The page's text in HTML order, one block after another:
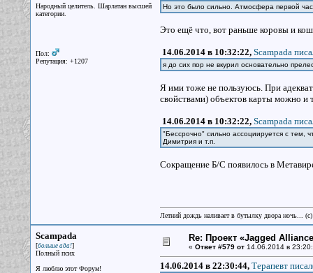
Народный целитель. Шарлатан высшей
категории.
Пол:
Репутация: +1207
Но это было сильно. Атмосфера первой
Это ещё что, вот раньше коровы и
14.06.2014 в 10:32:22, Scampada
я до сих пор не вкурил основательно
Я ими тоже не пользуюсь. При
свойствами) объектов карты можно и
14.06.2014 в 10:32:22, Scampada
"Бессрочно" сильно ассоциируется с тем,
Димитрия и т.п.
Сокращение Б/С появилось в
Летний дождь наливает в бутылку двора ночь...
Scampada
[больше ада!]
Полный псих
Я люблю этот Форум!
Re: Проект «Jagged
« Ответ #579 от14.06.2014 в
14.06.2014 в 22:30:44, Терапевт